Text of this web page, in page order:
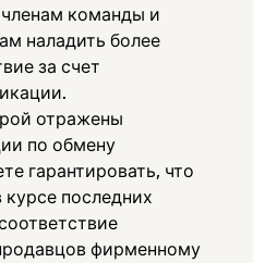
команды и
наладить более
за счет
отражены
по обмену
гарантировать, что
курсе последних
фирменному